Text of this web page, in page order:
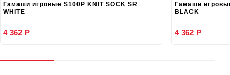
Гамаши игровые S100P KNIT SOCK SR
WHITE
4 362 Р
Гамаши
BLACK
4 362 Р